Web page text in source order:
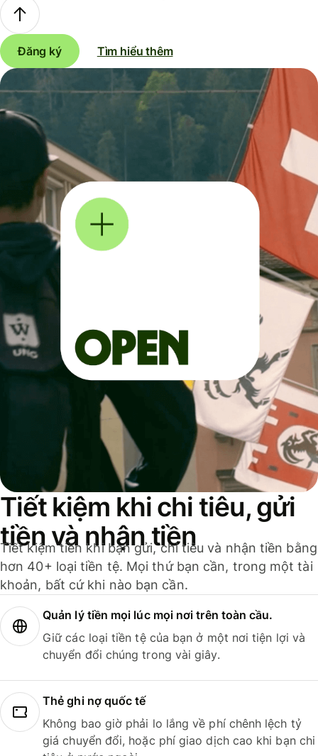
Đăng ký Tìm hiểu thêm
Tiết kiệm khi chi tiêu, gửi
tiền và nhận tiền
Tiết kiệm tiền khi bạn gửi, chi tiêu và nhận tiền bằng
hơn 40+ loại tiền tệ. Mọi thứ bạn cần, trong một tài
khoản, bất cứ khi nào bạn cần.
Quản lý tiền mọi lúc mọi nơi trên toàn cầu.
Giữ các loại tiền tệ của bạn ở một nơi tiện lợi và
chuyển đổi chúng trong vài giây.
Thẻ ghi nợ quốc tế
Không bao giờ phải lo lắng về phí chênh lệch tỷ
giá chuyển đổi, hoặc phí giao dịch cao khi bạn chi